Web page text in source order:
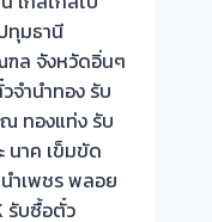
ทุมธานี
ล จังหวัดอิ่นๆ
จำนำทอง รับ
ทองแท่ง รับ
นาค เข็มขัด
ำเพชร พลอย
รับซื้อตั๋ว